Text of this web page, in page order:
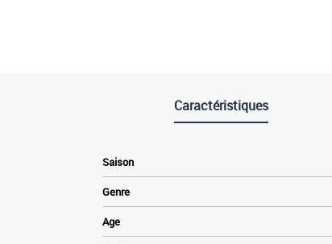
Caractéristiques
Saison
Genre
Age